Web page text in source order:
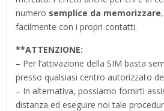
numero semplice da memorizzare
facilmente con i propri contatti.
**ATTENZIONE:
– Per l’attivazione della SIM basta
presso qualsiasi centro autorizzato
– In alternativa, possiamo fornirti
distanza ed eseguire noi tale